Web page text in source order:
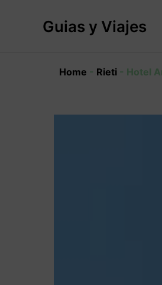
Guias y Viajes
Home - Rieti - Hotel